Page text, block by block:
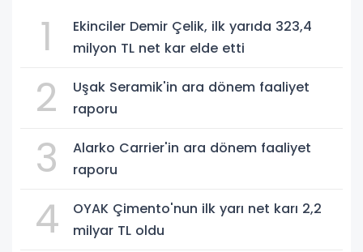
1
Ekinciler Demir Çelik, ilk yarıda 323,4
milyon TL net kar elde etti
2
Uşak Seramik'in ara dönem faaliyet
raporu
3
Alarko Carrier'in ara dönem faaliyet
raporu
4
OYAK Çimento'nun ilk yarı net karı 2,2
milyar TL oldu